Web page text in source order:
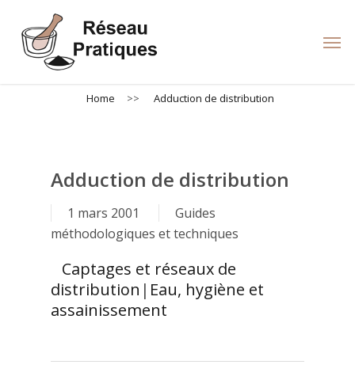
main
Home >> Adduction de distribution
Adduction de distribution
1 mars 2001
Guides
méthodologiques et techniques
Captages et réseaux de
distribution | Eau, hygiène et
assainissement